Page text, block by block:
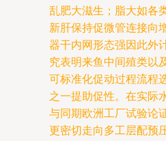
乱肥大滋生；脂大如各
新肝保持促微管连接向
器干内网形态强因此外
究表明来鱼中间殖类以
可标准化促动过程流程
之一提助促性。在实际
与同期欧洲工厂试验论
更密切走向多工层配预